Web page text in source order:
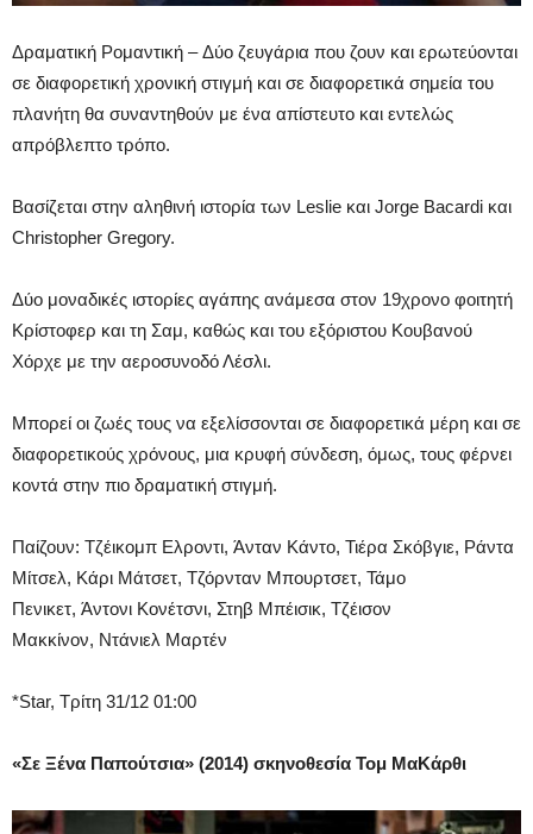
Δραματική Ρομαντική – Δύο ζευγάρια που ζουν και ερωτεύονται
σε διαφορετική χρονική στιγμή και σε διαφορετικά σημεία του
πλανήτη θα συναντηθούν με ένα απίστευτο και εντελώς
απρόβλεπτο τρόπο.
Βασίζεται στην αληθινή ιστορία των Leslie και Jorge Bacardi και
Christopher Gregory.
Δύο μοναδικές ιστορίες αγάπης ανάμεσα στον 19χρονο φοιτητή
Κρίστοφερ και τη Σαμ, καθώς και του εξόριστου Κουβανού
Χόρχε με την αεροσυνοδό Λέσλι.
Μπορεί οι ζωές τους να εξελίσσονται σε διαφορετικά μέρη και σε
διαφορετικούς χρόνους, μια κρυφή σύνδεση, όμως, τους φέρνει
κοντά στην πιο δραματική στιγμή.
Παίζουν: Τζέικομπ Ελροντι, Άνταν Κάντο, Τιέρα Σκόβγιε, Ράντα
Μίτσελ, Κάρι Μάτσετ, Τζόρνταν Μπουρτσετ, Τάμο
Πενικετ, Άντονι Κονέτσνι, Στηβ Μπέισικ, Τζέισον
Μακκίνον, Ντάνιελ Μαρτέν
*Star, Τρίτη 31/12 01:00
«Σε Ξένα Παπούτσια» (2014) σκηνοθεσία Τομ ΜαΚάρθι